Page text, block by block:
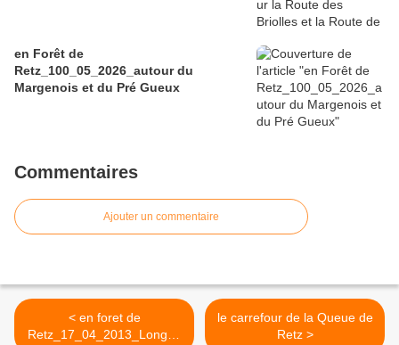
en Forêt de
Retz_100_05_2026_autour du
Margenois et du Pré Gueux
Commentaires
Ajouter un commentaire
< en foret de
Retz_17_04_2013_Longpo
le carrefour de la Queue de
Retz >